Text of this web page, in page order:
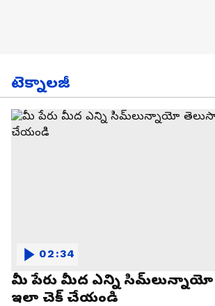
టెక్నాలజీ
మీ పేరు మీద ఎన్ని సిమ్‌లున్నాయో
ఇలా చెక్ చేయండి
02:34